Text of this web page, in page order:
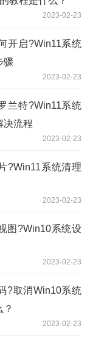
2023-02-23
开启?Win11系统
骤
2023-02-23
兰特?Win11系统
决流程
2023-02-23
?Win11系统清理
2023-02-23
图?Win10系统设
2023-02-23
?取消Win10系统
2023-02-23